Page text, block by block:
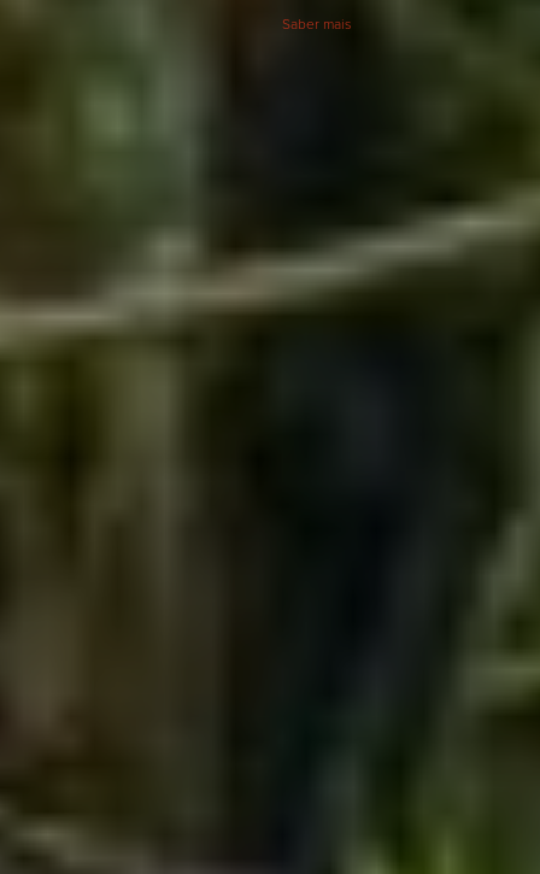
Saber mais